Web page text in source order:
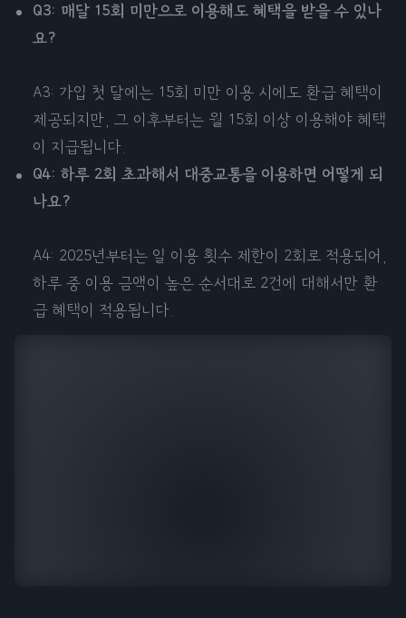
Q3: 매달 15회 미만으로 이용해도 혜택을 받을 수 있나
요?
A3: 가입 첫 달에는 15회 미만 이용 시에도 환급 혜택이
제공되지만, 그 이후부터는 월 15회 이상 이용해야 혜택
이 지급됩니다.
Q4: 하루 2회 초과해서 대중교통을 이용하면 어떻게 되
나요?
A4: 2025년부터는 일 이용 횟수 제한이 2회로 적용되어,
하루 중 이용 금액이 높은 순서대로 2건에 대해서만 환
급 혜택이 적용됩니다.